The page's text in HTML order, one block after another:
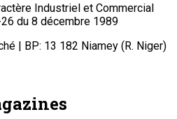
Industriel et Commercial
du 8 décembre 1989
| BP: 13 182 Niamey (R. Niger)